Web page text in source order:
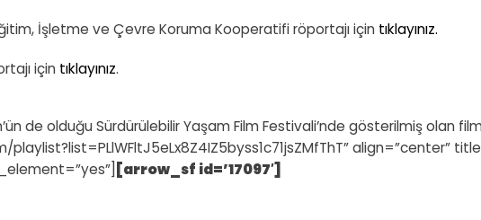
Eğitim, İşletme ve Çevre Koruma Kooperatifi röportajı için tıklayınız.
için tıklayınız.
de olduğu Sürdürülebilir Yaşam Film Festivali’nde gösterilmiş olan
align=”center”
[arrow_sf id=’17097′]